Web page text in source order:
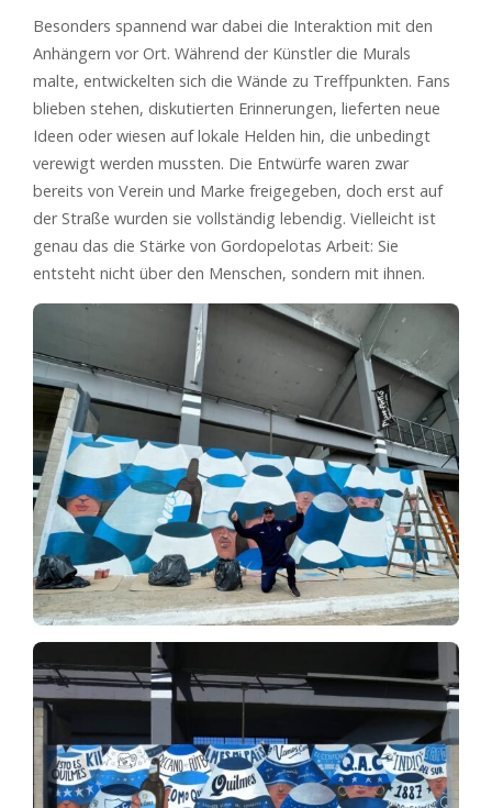
Besonders spannend war dabei die Interaktion mit den
Anhängern vor Ort. Während der Künstler die Murals
malte, entwickelten sich die Wände zu Treffpunkten. Fans
blieben stehen, diskutierten Erinnerungen, lieferten neue
Ideen oder wiesen auf lokale Helden hin, die unbedingt
verewigt werden mussten. Die Entwürfe waren zwar
bereits von Verein und Marke freigegeben, doch erst auf
der Straße wurden sie vollständig lebendig. Vielleicht ist
genau das die Stärke von Gordopelotas Arbeit: Sie
entsteht nicht über den Menschen, sondern mit ihnen.